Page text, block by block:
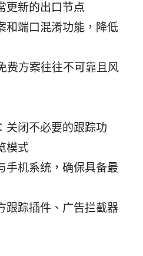
更新的出口节点
和端口混淆功能，降低
费方案往往不可靠且风
关闭不必要的跟踪功
模式
手机系统，确保具备最
跟踪插件、广告拦截器